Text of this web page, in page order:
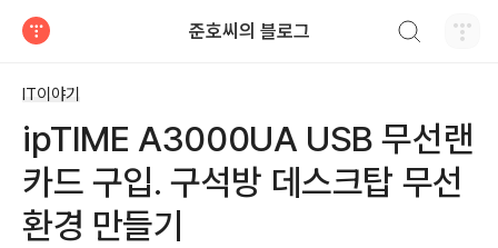
준호씨의 블로그
IT이야기
ipTIME A3000UA USB 무선랜
카드 구입. 구석방 데스크탑 무선
환경 만들기